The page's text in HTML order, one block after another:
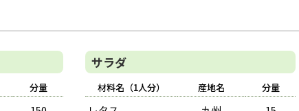
分量
サラダ
材料名（1人分） 産地名 分量